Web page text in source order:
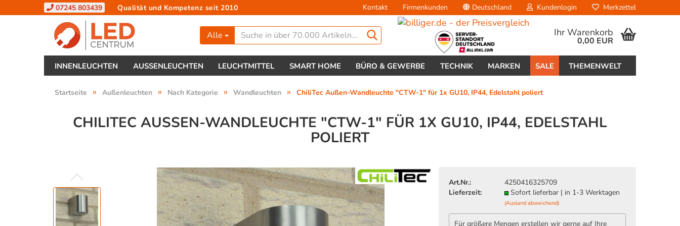
07245 803439 Qualität und Kompetenz seit 2010 Kontakt Firmenkunden Deutschland
Lieferland
Kundenlogin
Passwort vergessen?
Merkzettel
Alle Ihr Warenkorb
0,00 EUR
INNENLEUCHTEN AUSSENLEUCHTEN LEUCHTMITTEL SMART HOME BÜRO & GEWERBE TECHNIK MARKEN SALE THEMENWELT
Startseite » Außenleuchten » Nach Kategorie » Wandleuchten » ChiliTec Außen-Wandleuchte "CTW-1" für 1x GU10, IP44, Edelstahl poliert
CHILITEC AUSSEN-WANDLEUCHTE "CTW-1" FÜR 1X GU10, IP44, EDELSTAHL P
OLIERT
Art.Nr.:
4250416325709
Lieferzeit:
Sofort lieferbar | in 1-3 Werktagen
(Ausland abweichend)
Für größere Mengen erstellen wir gerne auf Ihre